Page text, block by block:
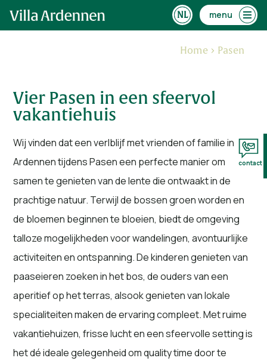
menu
Home Pasen
Vier Pasen in een sfeervol
vakantiehuis
Wij vinden dat een verlblijf met vrienden of familie in de
Ardennen tijdens Pasen een perfecte manier om
samen te genieten van de lente die ontwaakt in de
prachtige natuur. Terwijl de bossen groen worden en
de bloemen beginnen te bloeien, biedt de omgeving
talloze mogelijkheden voor wandelingen, avontuurlijke
activiteiten en ontspanning. De kinderen genieten van
paaseieren zoeken in het bos, de ouders van een
aperitief op het terras, alsook genieten van lokale
specialiteiten maken de ervaring compleet. Met ruime
vakantiehuizen, frisse lucht en een sfeervolle setting is
het dé ideale gelegenheid om quality time door te
contact